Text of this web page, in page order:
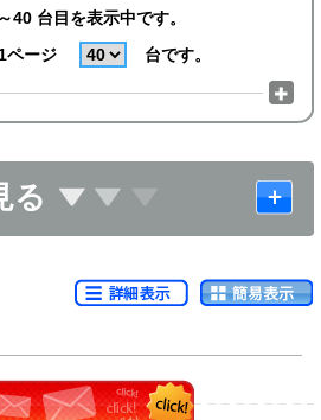
40 台目を表示中です。
ページ
台です。
る